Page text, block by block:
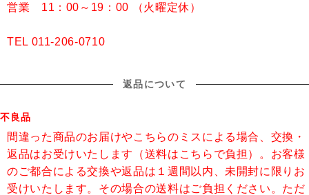
営業 11：00～19：00 （火曜定休）
TEL 011-206-0710
返品について
不良品
間違った商品のお届けやこちらのミスによる場合、交換・
返品はお受けいたします（送料はこちらで負担）。お客様
のご都合による交換や返品は１週間以内、未開封に限りお
受けいたします。その場合の送料はご負担ください。ただ